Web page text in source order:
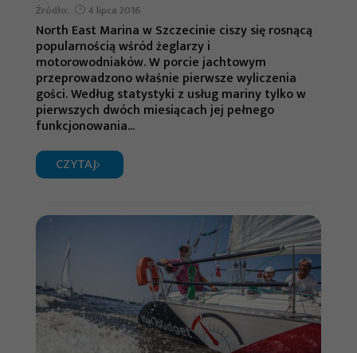
Źródło: 4 lipca 2016
North East Marina w Szczecinie ciszy się rosnącą
popularnością wśród żeglarzy i
motorowodniaków. W porcie jachtowym
przeprowadzono właśnie pierwsze wyliczenia
gości. Według statystyki z usług mariny tylko w
pierwszych dwóch miesiącach jej pełnego
funkcjonowania...
CZYTAJ